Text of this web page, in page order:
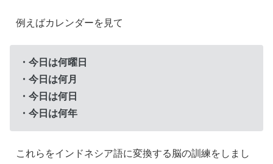
例えばカレンダーを見て
・今日は何曜日
・今日は何月
・今日は何日
・今日は何年
これらをインドネシア語に変換する脳の訓練をしまし